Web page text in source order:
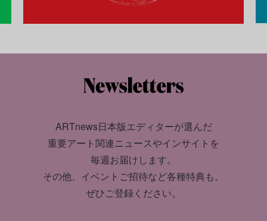
ARTnews日本版エディターが選んだ
重要アート関連ニュースやインサイトを
毎週お届けします。
その他、イベントご招待など各種特典も。
ぜひご登録ください。